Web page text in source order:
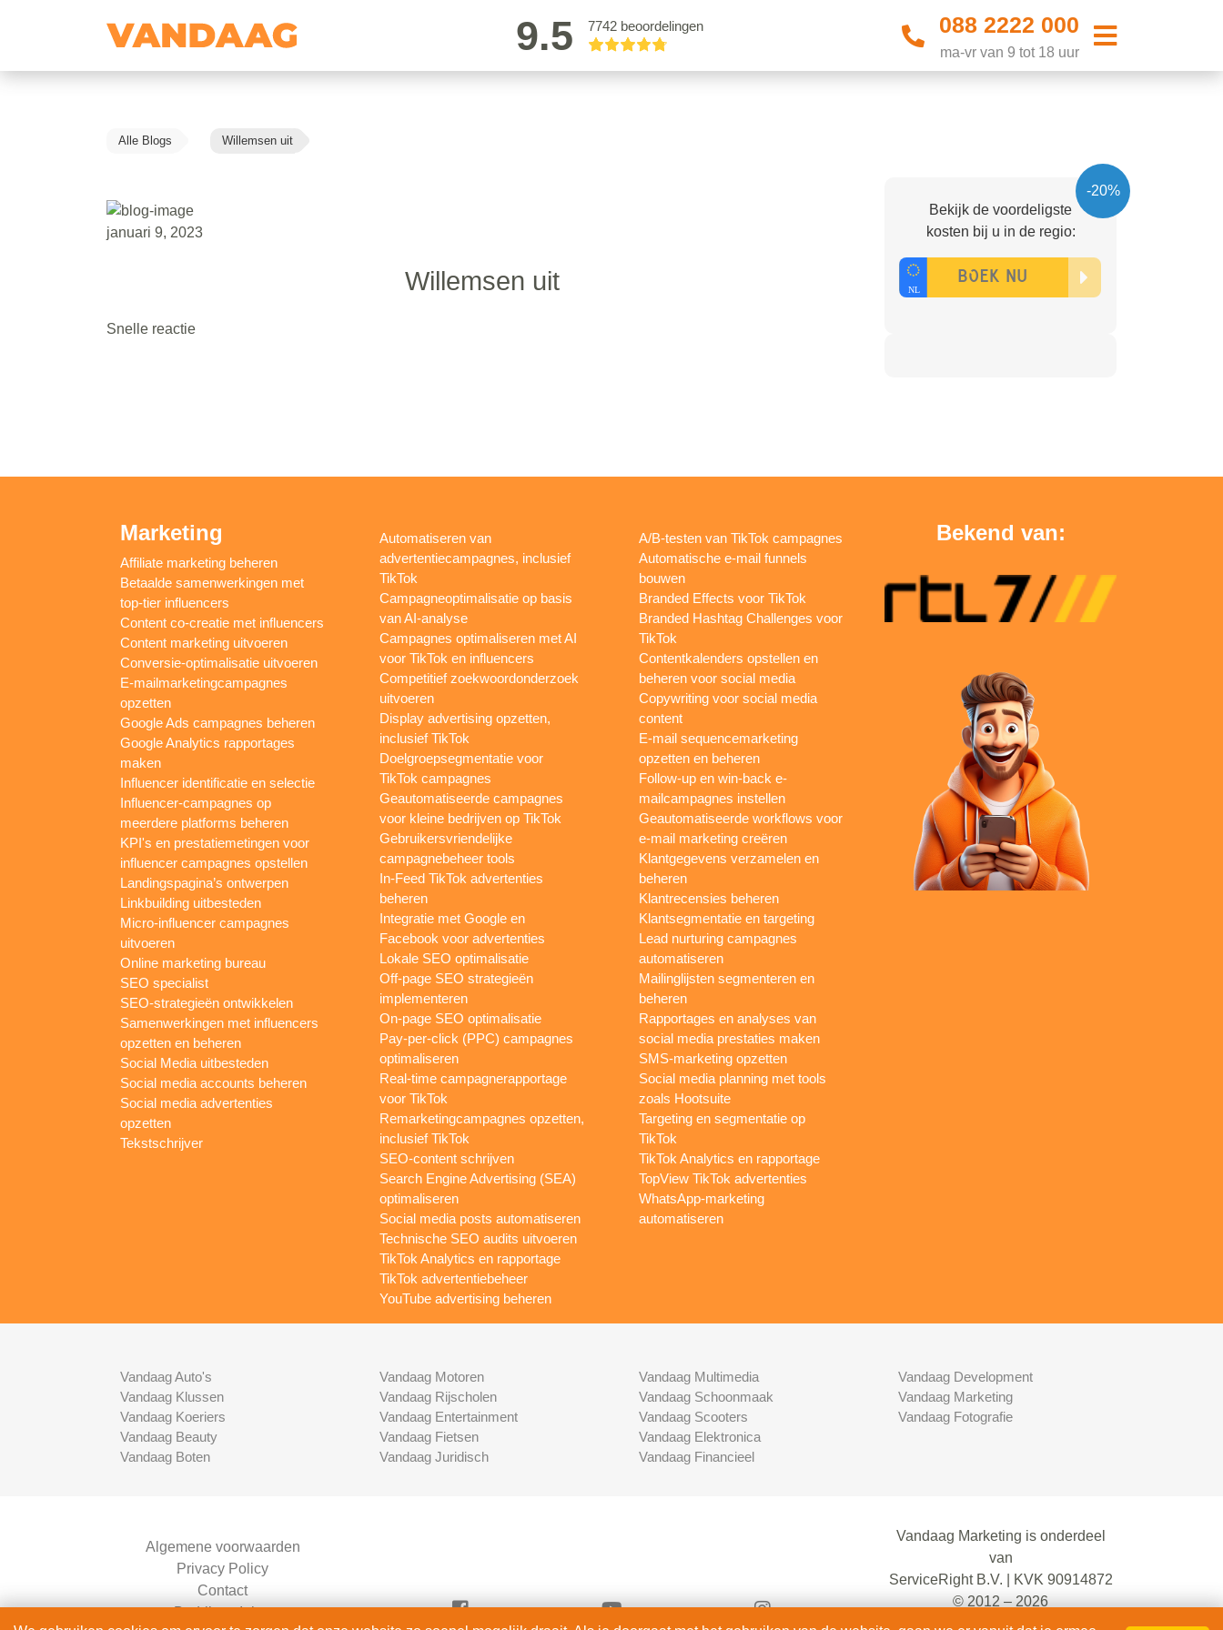
9.5 7742 beoordelingen 088 2222 000
ma-vr van 9 tot 18 uur
Alle Blogs Willemsen uit
januari 9, 2023
Willemsen uit
Snelle reactie
-20%
Bekijk de voordeligste
kosten bij u in de regio:
Marketing
Affiliate marketing beheren
Betaalde samenwerkingen met
top-tier influencers
Content co-creatie met influencers
Content marketing uitvoeren
Conversie-optimalisatie uitvoeren
E-mailmarketingcampagnes
opzetten
Google Ads campagnes beheren
Google Analytics rapportages
maken
Influencer identificatie en selectie
Influencer-campagnes op
meerdere platforms beheren
KPI's en prestatiemetingen voor
influencer campagnes opstellen
Landingspagina’s ontwerpen
Linkbuilding uitbesteden
Micro-influencer campagnes
uitvoeren
Online marketing bureau
SEO specialist
SEO-strategieën ontwikkelen
Samenwerkingen met influencers
opzetten en beheren
Social Media uitbesteden
Social media accounts beheren
Social media advertenties
opzetten
Tekstschrijver
Automatiseren van
advertentiecampagnes, inclusief
TikTok
Campagneoptimalisatie op basis
van AI-analyse
Campagnes optimaliseren met AI
voor TikTok en influencers
Competitief zoekwoordonderzoek
uitvoeren
Display advertising opzetten,
inclusief TikTok
Doelgroepsegmentatie voor
TikTok campagnes
Geautomatiseerde campagnes
voor kleine bedrijven op TikTok
Gebruikersvriendelijke
campagnebeheer tools
In-Feed TikTok advertenties
beheren
Integratie met Google en
Facebook voor advertenties
Lokale SEO optimalisatie
Off-page SEO strategieën
implementeren
On-page SEO optimalisatie
Pay-per-click (PPC) campagnes
optimaliseren
Real-time campagnerapportage
voor TikTok
Remarketingcampagnes opzetten,
inclusief TikTok
SEO-content schrijven
Search Engine Advertising (SEA)
optimaliseren
Social media posts automatiseren
Technische SEO audits uitvoeren
TikTok Analytics en rapportage
TikTok advertentiebeheer
YouTube advertising beheren
A/B-testen van TikTok campagnes
Automatische e-mail funnels
bouwen
Branded Effects voor TikTok
Branded Hashtag Challenges voor
TikTok
Contentkalenders opstellen en
beheren voor social media
Copywriting voor social media
content
E-mail sequencemarketing
opzetten en beheren
Follow-up en win-back e-
mailcampagnes instellen
Geautomatiseerde workflows voor
e-mail marketing creëren
Klantgegevens verzamelen en
beheren
Klantrecensies beheren
Klantsegmentatie en targeting
Lead nurturing campagnes
automatiseren
Mailinglijsten segmenteren en
beheren
Rapportages en analyses van
social media prestaties maken
SMS-marketing opzetten
Social media planning met tools
zoals Hootsuite
Targeting en segmentatie op
TikTok
TikTok Analytics en rapportage
TopView TikTok advertenties
WhatsApp-marketing
automatiseren
Bekend van:
Vandaag Auto's
Vandaag Klussen
Vandaag Koeriers
Vandaag Beauty
Vandaag Boten
Vandaag Motoren
Vandaag Rijscholen
Vandaag Entertainment
Vandaag Fietsen
Vandaag Juridisch
Vandaag Multimedia
Vandaag Schoonmaak
Vandaag Scooters
Vandaag Elektronica
Vandaag Financieel
Vandaag Development
Vandaag Marketing
Vandaag Fotografie
Algemene voorwaarden
Privacy Policy
Contact
Bedrijven Inlog
Vandaag Marketing is onderdeel
van
ServiceRight B.V. | KVK 90914872
© 2012 – 2026
alle rechten voorbehouden.